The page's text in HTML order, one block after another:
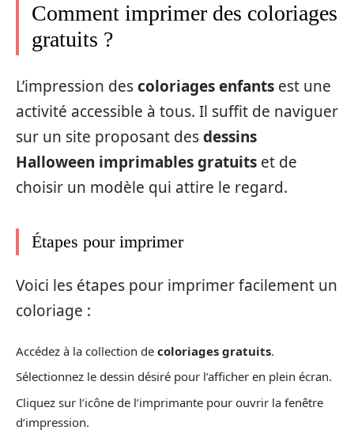
Comment imprimer des coloriages
gratuits ?
L’impression descoloriages enfants est une
activité accessible à tous. Il suffit de naviguer
sur un site proposant desdessins
Halloween imprimables gratuits et de
choisir un modèle qui attire le regard.
Étapes pour imprimer
Voici les étapes pour imprimer facilement un
coloriage :
Accédez à la collection de coloriages gratuits.
Sélectionnez le dessin désiré pour l’afficher en plein écran.
Cliquez sur l’icône de l’imprimante pour ouvrir la fenêtre
d’impression.